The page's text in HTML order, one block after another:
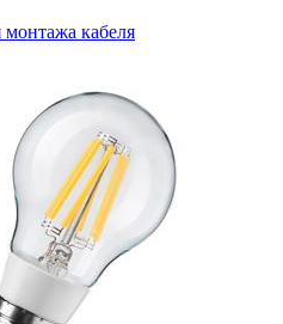
монтажа кабеля